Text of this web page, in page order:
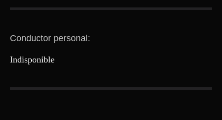
Conductor personal:
Indisponible